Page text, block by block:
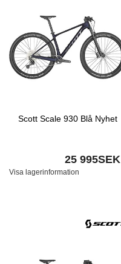
Scott Scale 930 Blå Nyhet
25 995SEK
Visa lagerinformation